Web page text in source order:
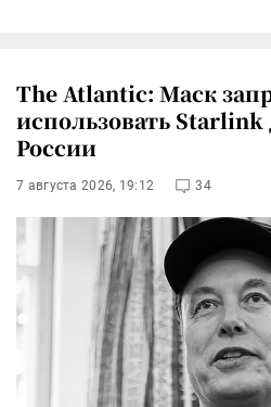
The Atlantic: Маск
использовать Starlink
России
7 августа 2026, 19:12 34